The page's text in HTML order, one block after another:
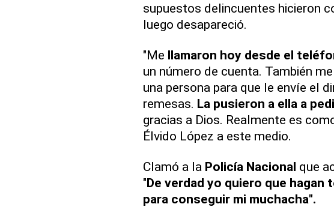
supuestos delincuentes hicieron
luego desapareció.
"Me llamaron hoy desde el
un número de cuenta. También
una persona para que le envíe el
remesas. La pusieron a ella a
gracias a Dios. Realmente es
Élvido López a este medio.
Clamó a la Policía Nacional que
"De verdad yo quiero que hagan
para conseguir mi muchacha".